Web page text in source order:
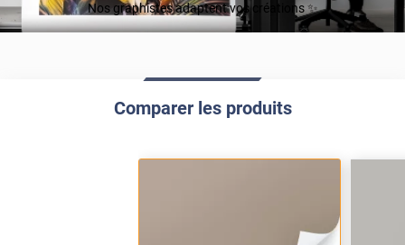
Nos graphistes adaptent vos créations ✨
Comparer les produits